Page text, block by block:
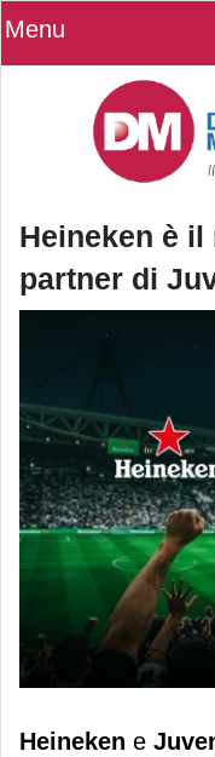
Menu
Heineken è
partner di
Heineken è il
Heineken e